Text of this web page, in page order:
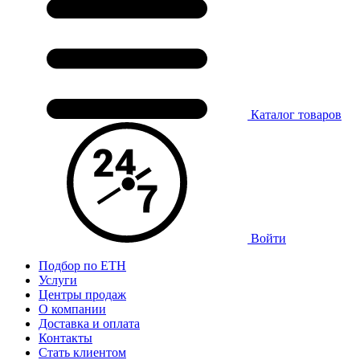
Каталог товаров
Войти
Подбор по ЕТН
Услуги
Центры продаж
О компании
Доставка и оплата
Контакты
Стать клиентом